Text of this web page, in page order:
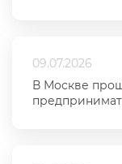
09.07.2026
В Москве